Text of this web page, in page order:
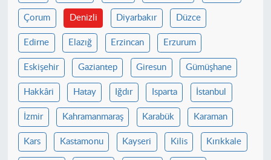
Çorum Denizli Diyarbakır Düzce
Edirne Elazığ Erzincan Erzurum
Eskişehir Gaziantep Giresun Gümüşhane
Hakkâri Hatay Iğdır Isparta İstanbul
İzmir Kahramanmaraş Karabük Karaman
Kars Kastamonu Kayseri Kilis Kırıkkale